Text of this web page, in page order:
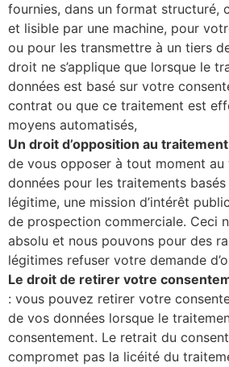
fournies, dans un format structuré,
et lisible par une machine, pour
ou pour les transmettre à un tiers
droit ne s’applique que lorsque le
données est basé sur votre
contrat ou que ce traitement est
moyens automatisés,
Un droit d’opposition au traitement
de vous opposer à tout moment
données pour les traitements
légitime, une mission d’intérêt
de prospection commerciale. Ceci
absolu et nous pouvons pour des
légitimes refuser votre demande
Le droit de retirer votre
: vous pouvez retirer votre
de vos données lorsque le
consentement. Le retrait du
compromet pas la licéité du